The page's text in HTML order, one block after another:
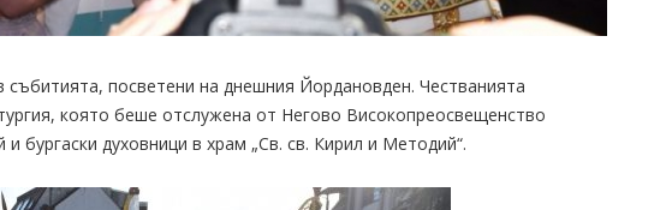
събитията, посветени на днешния Йордановден. Честванията
която беше отслужена от Негово Високопреосвещенство
бургаски духовници в храм „Св. св. Кирил и Методий“.